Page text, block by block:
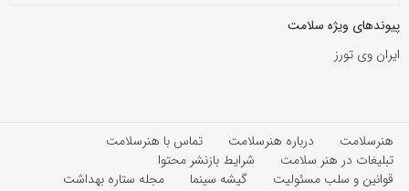
پیوندهای ویژه سلامت
ایران وی تورز
هنرسلامت درباره هنرسلامت
تماس با هنرسلامت
تبلیغات در هنر سلامت
شرایط بازنشر محتوا
قوانین و سلب مسئولیت
گیشه سینما مجله ستاره بهداشت